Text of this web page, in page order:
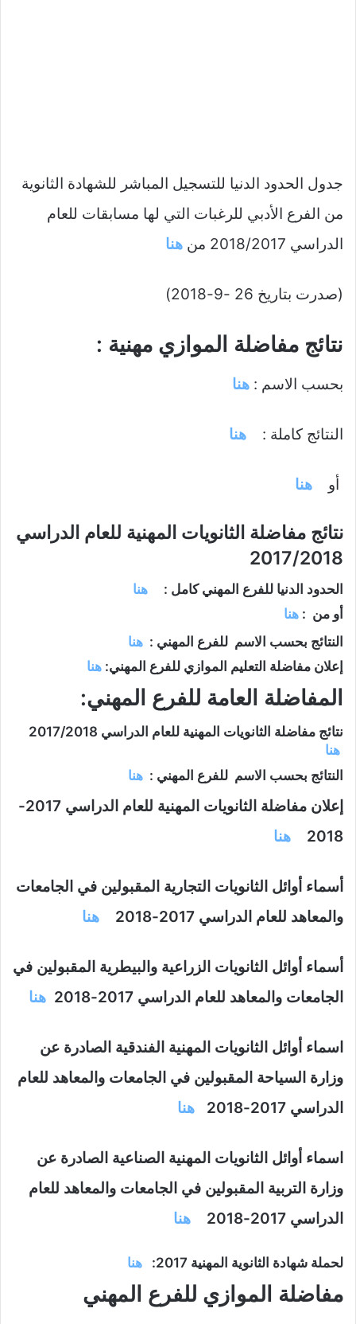
جدول الحدود الدنيا للتسجيل المباشر للشهادة الثانوية
من الفرع الأدبي للرغبات التي لها مسابقات للعام
الدراسي 2018/2017 من
هنا
(صدرت بتاريخ 26 -9-2018)
نتائج مفاضلة الموازي مهنية :
بحسب الاسم : هنا
النتائج كاملة : هنا
أو هنا
نتائج مفاضلة الثانويات المهنية للعام الدراسي
2017/2018
الحدود الدنيا للفرع المهني كامل : هنا
أو من : هنا
النتائج بحسب الاسم للفرع المهني : هنا
إعلان مفاضلة التعليم الموازي للفرع المهني: هنا
المفاضلة العامة للفرع المهني:
هنا
النتائج بحسب الاسم للفرع المهني : هنا
إعلان مفاضلة الثانويات المهنية للعام الدراسي 2017-
2018
هنا
أسماء أوائل الثانويات التجارية المقبولين في الجامعات
والمعاهد للعام الدراسي 2017-2018
هنا
أسماء أوائل الثانويات الزراعية والبيطرية المقبولين في
الجامعات والمعاهد للعام الدراسي 2017-2018
هنا
اسماء أوائل الثانويات المهنية الفندقية الصادرة عن
وزارة السياحة المقبولين في الجامعات والمعاهد للعام
الدراسي 2017-2018
هنا
اسماء أوائل الثانويات المهنية الصناعية الصادرة عن
وزارة التربية المقبولين في الجامعات والمعاهد للعام
الدراسي 2017-2018
هنا
لحملة شهادة الثانوية المهنية 2017: هنا
مفاضلة الموازي للفرع المهني